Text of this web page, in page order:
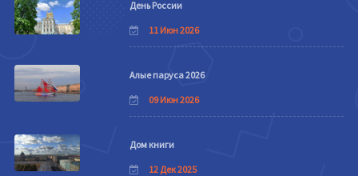
День России
11 Июн 2026
Алые паруса 2026
09 Июн 2026
Дом книги
12 Дек 2025